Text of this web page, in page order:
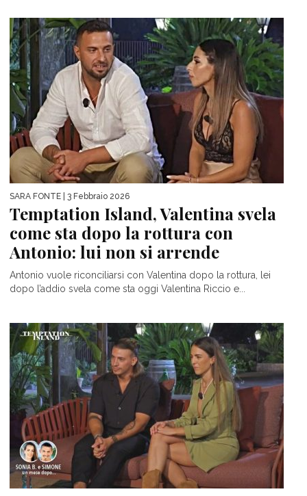
SARA FONTE | 3 Febbraio 2026
Temptation Island, Valentina svela
come sta dopo la rottura con
Antonio: lui non si arrende
Antonio vuole riconciliarsi con Valentina dopo la rottura, lei
dopo l’addio svela come sta oggi Valentina Riccio e...